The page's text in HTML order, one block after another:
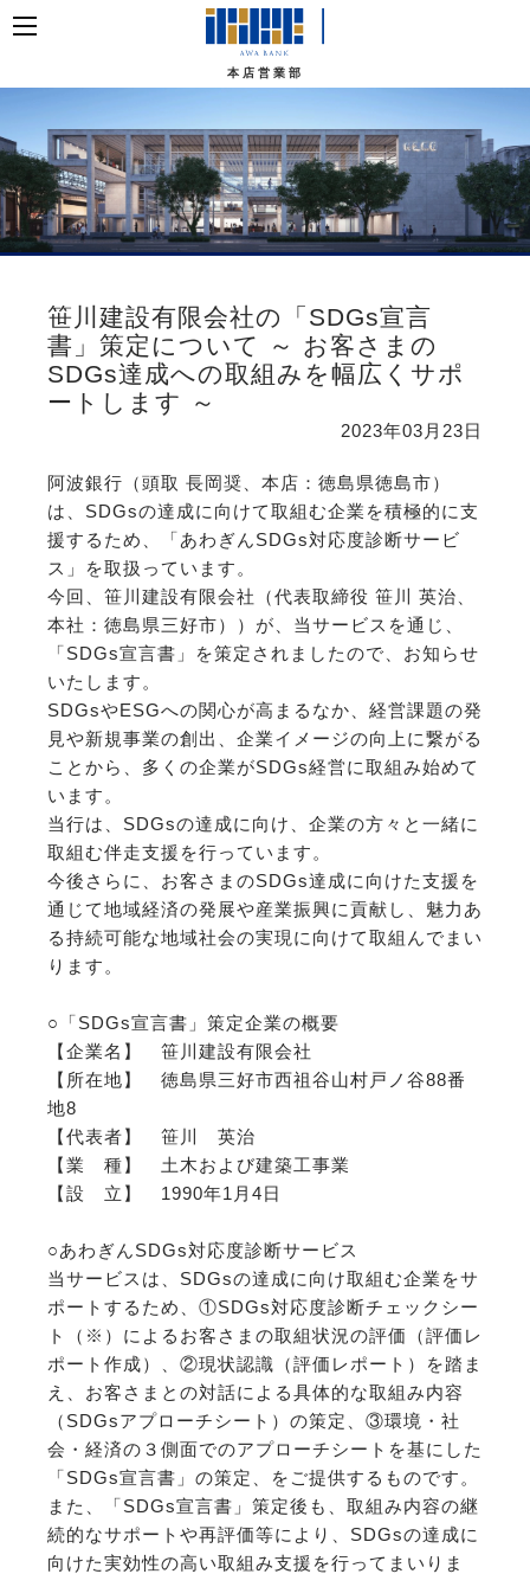
本店営業部
笹川建設有限会社の「SDGs宣言
書」策定について ～ お客さまの
SDGs達成への取組みを幅広くサポ
ートします ～
2023年03月23日
阿波銀行（頭取 長岡奨、本店：徳島県徳島市）
は、SDGsの達成に向けて取組む企業を積極的に支
援するため、「あわぎんSDGs対応度診断サービ
ス」を取扱っています。
今回、笹川建設有限会社（代表取締役 笹川 英治、
本社：徳島県三好市））が、当サービスを通じ、
「SDGs宣言書」を策定されましたので、お知らせ
いたします。
SDGsやESGへの関心が高まるなか、経営課題の発
見や新規事業の創出、企業イメージの向上に繋がる
ことから、多くの企業がSDGs経営に取組み始めて
います。
当行は、SDGsの達成に向け、企業の方々と一緒に
取組む伴走支援を行っています。
今後さらに、お客さまのSDGs達成に向けた支援を
通じて地域経済の発展や産業振興に貢献し、魅力あ
る持続可能な地域社会の実現に向けて取組んでまい
ります。
○「SDGs宣言書」策定企業の概要
【企業名】 笹川建設有限会社
【所在地】 徳島県三好市西祖谷山村戸ノ谷88番
地8
【代表者】 笹川 英治
【業 種】 土木および建築工事業
【設 立】 1990年1月4日
○あわぎんSDGs対応度診断サービス
当サービスは、SDGsの達成に向け取組む企業をサ
ポートするため、①SDGs対応度診断チェックシー
ト（※）によるお客さまの取組状況の評価（評価レ
ポート作成）、②現状認識（評価レポート）を踏ま
え、お客さまとの対話による具体的な取組み内容
（SDGsアプローチシート）の策定、③環境・社
会・経済の３側面でのアプローチシートを基にした
「SDGs宣言書」の策定、をご提供するものです。
また、「SDGs宣言書」策定後も、取組み内容の継
続的なサポートや再評価等により、SDGsの達成に
向けた実効性の高い取組み支援を行ってまいりま